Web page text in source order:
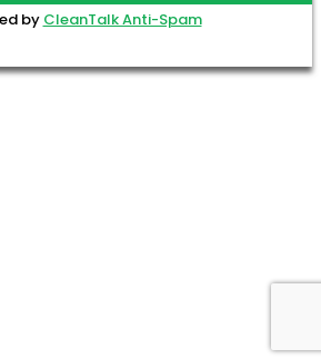
by CleanTalk Anti-Spam